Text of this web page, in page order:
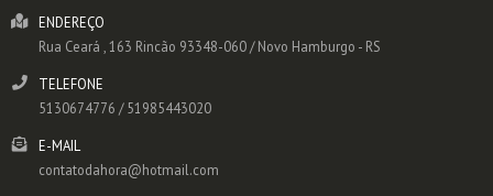
ENDEREÇO
Rua Ceará , 163 Rincão 93348-060/Novo Hamburgo - RS
TELEFONE
5130674776 / 51985443020
E-MAIL
contatodahora@hotmail.com